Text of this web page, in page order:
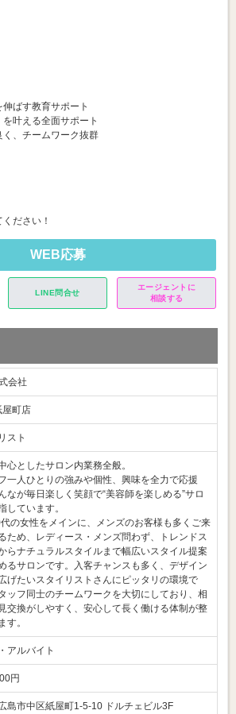
伸ばす教育サポート
を叶える全面サポート
く、チームワーク抜群
ださい！
WEB応募
LINE問合せ
エージェントに
相談する
会社
屋町店
スト
心としたサロン内業務全般。
一人ひとりの強みや個性、興味を全力で応援
なが毎日楽しく笑顔で“美容師を楽しめる”サロ
しています。
の女性をメインに、メンズのお客様も多くご来
ため、レディース・メンズ問わず、トレンドス
らナチュラルスタイルまで幅広いスタイル提案
るサロンです。入客チャンスも多く、デザイン
げたいスタイリストさんにピッタリの環境で
ッフ同士のチームワークを大切にしており、相
交換がしやすく、安心して長く働ける体制が整
す。
アルバイト
円
島市中区紙屋町1-5-10 ドルチェビル3F